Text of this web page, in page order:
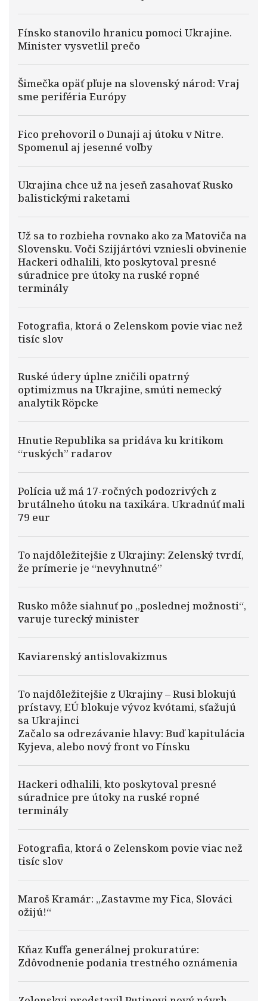
Fínsko stanovilo hranicu pomoci Ukrajine.
Minister vysvetlil prečo
Šimečka opäť pľuje na slovenský národ: Vraj
sme periféria Európy
Fico prehovoril o Dunaji aj útoku v Nitre.
Spomenul aj jesenné voľby
Ukrajina chce už na jeseň zasahovať Rusko
balistickými raketami
Už sa to rozbieha rovnako ako za Matoviča na
Slovensku. Voči Szijjártóvi vzniesli obvinenie
Hackeri odhalili, kto poskytoval presné
súradnice pre útoky na ruské ropné
terminály
Fotografia, ktorá o Zelenskom povie viac než
tisíc slov
Ruské údery úplne zničili opatrný
optimizmus na Ukrajine, smúti nemecký
analytik Röpcke
Hnutie Republika sa pridáva ku kritikom
“ruských” radarov
Polícia už má 17-ročných podozrivých z
brutálneho útoku na taxikára. Ukradnúť mali
79 eur
To najdôležitejšie z Ukrajiny: Zelenský tvrdí,
že prímerie je “nevyhnutné”
Rusko môže siahnuť po „poslednej možnosti“,
varuje turecký minister
Kaviarenský antislovakizmus
To najdôležitejšie z Ukrajiny – Rusi blokujú
prístavy, EÚ blokuje vývoz kvótami, sťažujú
sa Ukrajinci
Začalo sa odrezávanie hlavy: Buď kapitulácia
Kyjeva, alebo nový front vo Fínsku
Hackeri odhalili, kto poskytoval presné
súradnice pre útoky na ruské ropné
terminály
Fotografia, ktorá o Zelenskom povie viac než
tisíc slov
Maroš Kramár: „Zastavme my Fica, Slováci
ožijú!“
Kňaz Kuffa generálnej prokuratúre:
Zdôvodnenie podania trestného oznámenia